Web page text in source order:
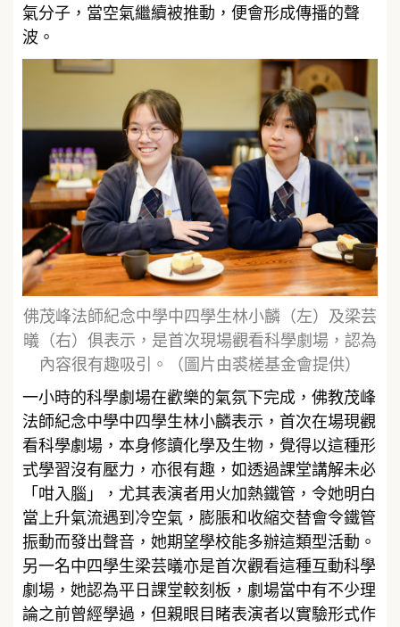
氣分子，當空氣繼續被推動，便會形成傳播的聲
波。
佛茂峰法師紀念中學中四學生林小麟（左）及梁芸
㬢（右）俱表示，是首次現場觀看科學劇場，認為
內容很有趣吸引。（圖片由裘槎基金會提供）
一小時的科學劇場在歡樂的氣氛下完成，佛教茂峰
法師紀念中學中四學生林小麟表示，首次在場現觀
看科學劇場，本身修讀化學及生物，覺得以這種形
式學習沒有壓力，亦很有趣，如透過課堂講解未必
「咁入腦」，尤其表演者用火加熱鐵管，令她明白
當上升氣流遇到冷空氣，膨脹和收縮交替會令鐵管
振動而發出聲音，她期望學校能多辦這類型活動。
另一名中四學生梁芸㬢亦是首次觀看這種互動科學
劇場，她認為平日課堂較刻板，劇場當中有不少理
論之前曾經學過，但親眼目睹表演者以實驗形式作